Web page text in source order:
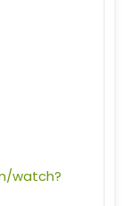
watch?